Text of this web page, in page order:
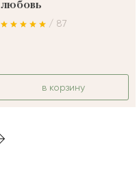
любовь
/ 87
в корзину